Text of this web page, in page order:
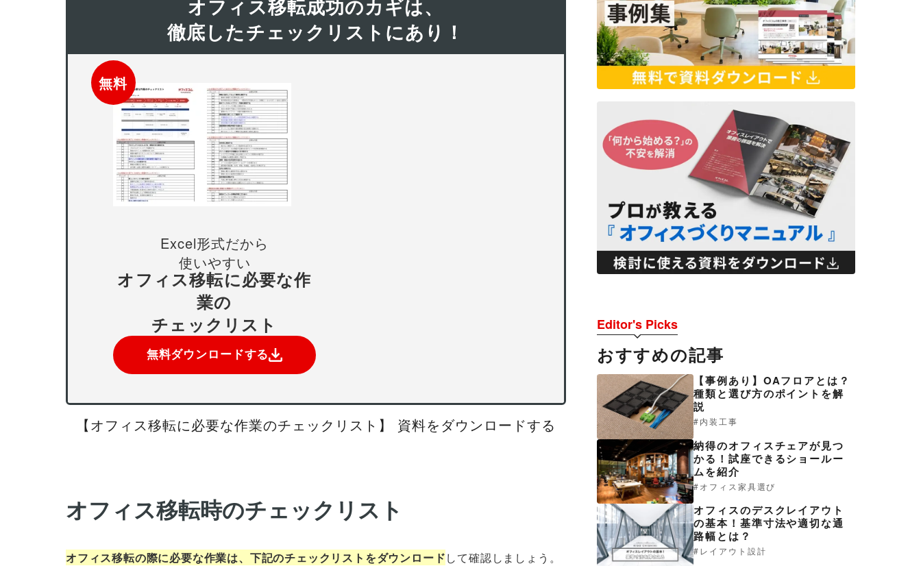
オフィス移転成功のカギは、
徹底したチェックリストにあり！
無料
Excel形式だから
使いやすい
オフィス移転に必要な作
業の
チェックリスト
無料ダウンロードする
【オフィス移転に必要な作業のチェックリスト】 資料をダウンロードする
オフィス移転時のチェックリスト
オフィス移転の際に必要な作業は、下記のチェックリストをダウンロードして確認しましょう。
Editor's Picks
おすすめの記事
【事例あり】OAフロアとは？
種類と選び方のポイントを解
説
内装工事
納得のオフィスチェアが見つ
かる！試座できるショールー
ムを紹介
オフィス家具選び
オフィスのデスクレイアウト
の基本！基準寸法や適切な通
路幅とは？
レイアウト設計